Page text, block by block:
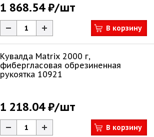
1 868.54 ₽/шт
В корзину
Кувалда Matrix 2000 г,
фибергласовая обрезиненная
рукоятка 10921
1 218.04 ₽/шт
В корзину